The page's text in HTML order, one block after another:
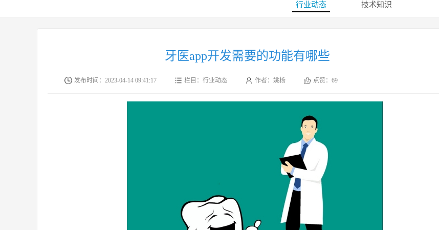
行业动态 技术知识
牙医app开发需要的功能有哪些
发布时间：2023-04-14 09:41:17 栏目：行业动态 作者：姚杨 点赞： 69